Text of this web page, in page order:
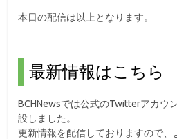
本日の配信は以上となります。
最新情報はこちら
BCHNewsでは公式のTwitterアカウ
設しました。
更新情報を配信しておりますので、